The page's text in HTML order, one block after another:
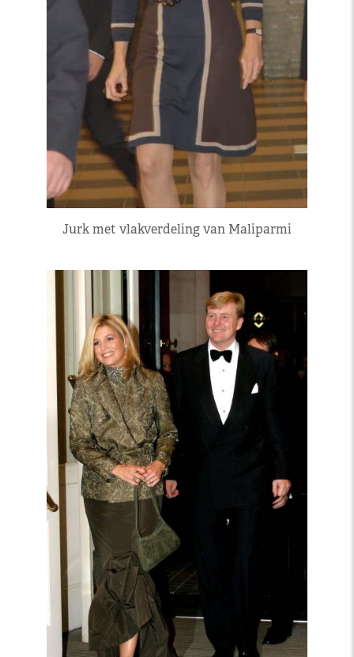
Jurk met vlakverdeling van Maliparmi